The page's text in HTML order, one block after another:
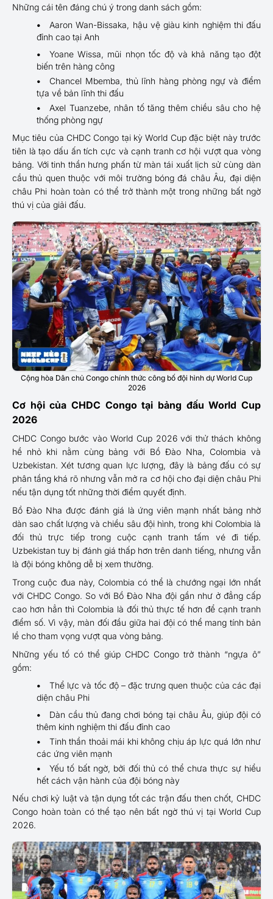
Những cái tên đáng chú ý trong danh sách gồm:
Aaron Wan-Bissaka, hậu vệ giàu kinh nghiệm thi đấu
đỉnh cao tại Anh
Yoane Wissa, mũi nhọn tốc độ và khả năng tạo đột
biến trên hàng công
Chancel Mbemba, thủ lĩnh hàng phòng ngự và điểm
tựa về bản lĩnh thi đấu
Axel Tuanzebe, nhân tố tăng thêm chiều sâu cho hệ
thống phòng ngự
Mục tiêu của CHDC Congo tại kỳ World Cup đặc biệt này trước
tiên là tạo dấu ấn tích cực và cạnh tranh cơ hội vượt qua vòng
bảng. Với tinh thần hưng phấn từ màn tái xuất lịch sử cùng dàn
cầu thủ quen thuộc với môi trường bóng đá châu Âu, đại diện
châu Phi hoàn toàn có thể trở thành một trong những bất ngờ
thú vị của giải đấu.
Cộng hòa Dân chủ Congo chính thức công bố đội hình dự World Cup
2026
Cơ hội của CHDC Congo tại bảng đấu World Cup
2026
CHDC Congo bước vào World Cup 2026 với thử thách không
hề nhỏ khi nằm cùng bảng với Bồ Đào Nha, Colombia và
Uzbekistan. Xét tương quan lực lượng, đây là bảng đấu có sự
phân tầng khá rõ nhưng vẫn mở ra cơ hội cho đại diện châu Phi
nếu tận dụng tốt những thời điểm quyết định.
Bồ Đào Nha được đánh giá là ứng viên mạnh nhất bảng nhờ
dàn sao chất lượng và chiều sâu đội hình, trong khi Colombia là
đối thủ trực tiếp trong cuộc cạnh tranh tấm vé đi tiếp.
Uzbekistan tuy bị đánh giá thấp hơn trên danh tiếng, nhưng vẫn
là đội bóng không dễ bị xem thường.
Trong cuộc đua này, Colombia có thể là chướng ngại lớn nhất
với CHDC Congo. So với Bồ Đào Nha đội gần như ở đẳng cấp
cao hơn hẳn thì Colombia là đối thủ thực tế hơn để cạnh tranh
điểm số. Vì vậy, màn đối đầu giữa hai đội có thể mang tính bản
lề cho tham vọng vượt qua vòng bảng.
Những yếu tố có thể giúp CHDC Congo trở thành “ngựa ô”
gồm:
Thể lực và tốc độ – đặc trưng quen thuộc của các đại
diện châu Phi
Dàn cầu thủ đang chơi bóng tại châu Âu, giúp đội có
thêm kinh nghiệm thi đấu đỉnh cao
Tinh thần thoải mái khi không chịu áp lực quá lớn như
các ứng viên mạnh
Yếu tố bất ngờ, bởi đối thủ có thể chưa thực sự hiểu
hết cách vận hành của đội bóng này
Nếu chơi kỷ luật và tận dụng tốt các trận đấu then chốt, CHDC
Congo hoàn toàn có thể tạo nên bất ngờ thú vị tại World Cup
2026.